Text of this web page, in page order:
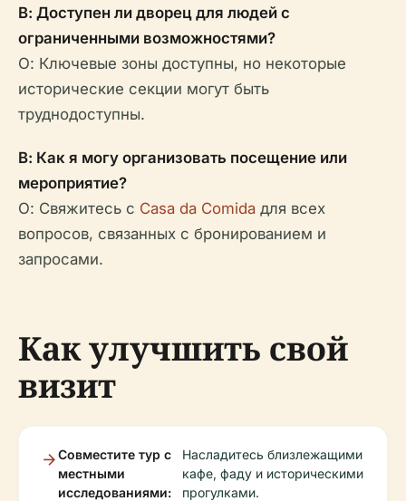
В: Доступен ли дворец для людей с
ограниченными возможностями?
О: Ключевые зоны доступны, но некоторые
исторические секции могут быть
труднодоступны.
В: Как я могу организовать посещение или
мероприятие?
О: Свяжитесь с Casa da Comida для всех
вопросов, связанных с бронированием и
запросами.
Как улучшить свой
визит
Совместите тур с
местными
исследованиями:
Насладитесь близлежащими
кафе, фаду и историческими
прогулками.